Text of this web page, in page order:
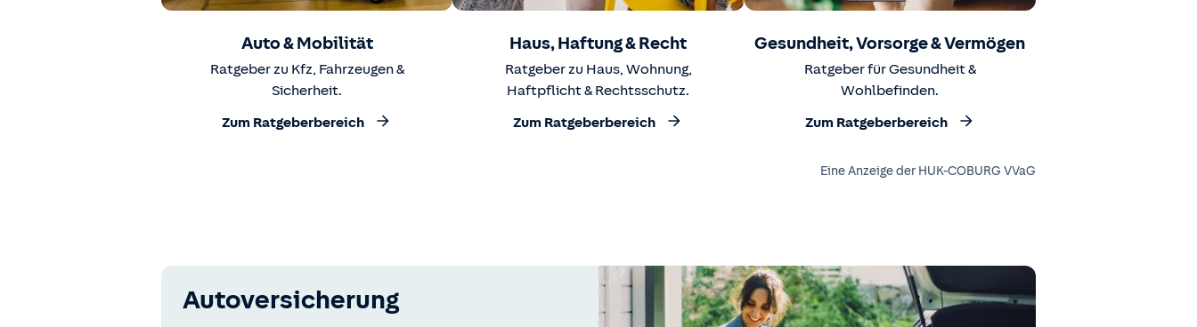
Auto & Mobilität
Ratgeber zu Kfz, Fahrzeugen &
Sicherheit.
Zum Ratgeberbereich
Haus, Haftung & Recht
Ratgeber zu Haus, Wohnung,
Haftpflicht & Rechtsschutz.
Zum Ratgeberbereich
Gesundheit, Vorsorge & Vermögen
Ratgeber für Gesundheit &
Wohlbefinden.
Zum Ratgeberbereich
Eine Anzeige der HUK-COBURG VVaG
Autoversicherung